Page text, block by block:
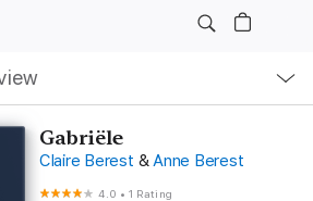
Gabriële
Claire Berest & Anne Berest
4.0 •1 Rating